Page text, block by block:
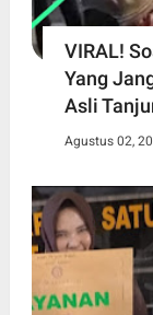
VIRAL!
Yang
Asli
Agustus 02,